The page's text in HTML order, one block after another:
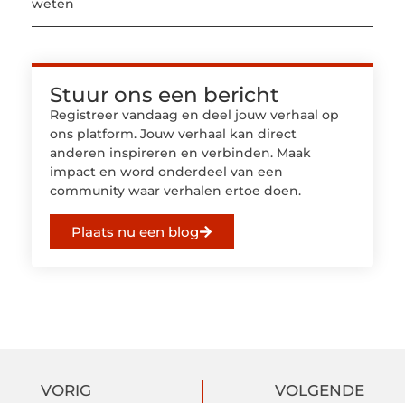
weten
Stuur ons een bericht
Registreer vandaag en deel jouw verhaal op
ons platform. Jouw verhaal kan direct
anderen inspireren en verbinden. Maak
impact en word onderdeel van een
community waar verhalen ertoe doen.
Plaats nu een blog
VORIG VOLGENDE